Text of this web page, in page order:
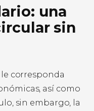
una
sin
corresponda
así como
sin embargo, la